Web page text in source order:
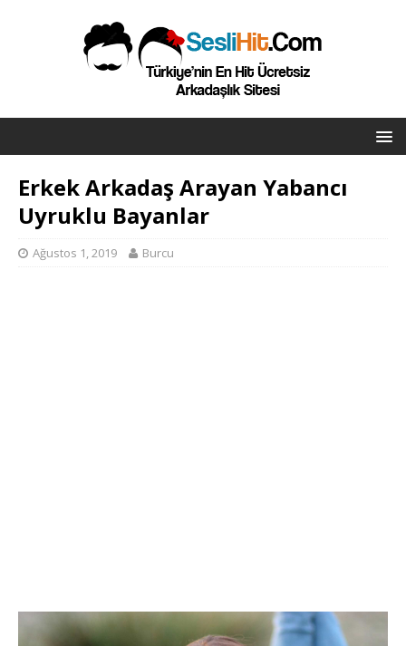
Erkek Arkadaş Arayan Yabancı
Uyruklu Bayanlar
Ağustos 1, 2019 Burcu